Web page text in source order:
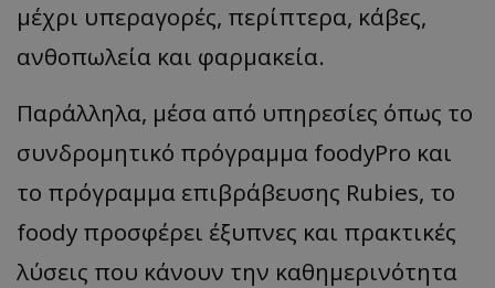
μέχρι υπεραγορές, περίπτερα, κάβες,
ανθοπωλεία και φαρμακεία.
Παράλληλα, μέσα από υπηρεσίες όπως το
συνδρομητικό πρόγραμμα foodyPro και
το πρόγραμμα επιβράβευσης Rubies, το
foody προσφέρει έξυπνες και πρακτικές
λύσεις που κάνουν την καθημερινότητα